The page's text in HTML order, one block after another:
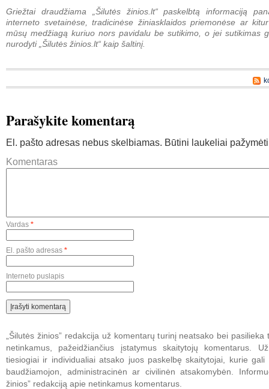
Griežtai draudžiama „Šilutės žinios.lt“ paskelbtą informaciją
interneto svetainėse, tradicinėse žiniasklaidos priemonėse ar
mūsų medžiagą kuriuo nors pavidalu be sutikimo, o jei sutikimas
nurodyti „Šilutės žinios.lt“ kaip šaltinį.
Parašykite komentarą
El. pašto adresas nebus skelbiamas. Būtini laukeliai
Komentaras
Vardas *
El. pašto adresas *
Interneto puslapis
„Šilutės žinios” redakcija už komentarų turinį neatsako bei pasilieka
netinkamus, pažeidžiančius įstatymus skaitytojų komentarus.
tiesiogiai ir individualiai atsako juos paskelbę skaitytojai, kurie gali
baudžiamojon, administracinėn ar civilinėn atsakomybėn.
žinios” redakciją apie netinkamus komentarus.